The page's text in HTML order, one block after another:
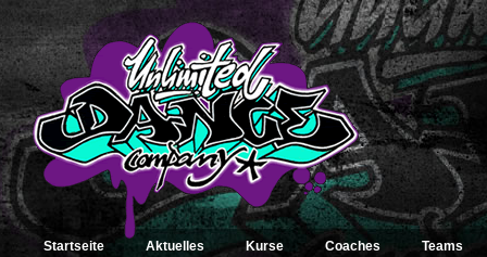
Startseite Aktuelles Kurse Coaches Teams